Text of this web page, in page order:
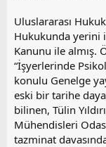
Uluslararası
Hukukunda yerini
Kanunu ile almış.
“İşyerlerinde
konulu Genelge
eski bir tarihe
bilinen, Tülin
Mühendisleri
tazminat